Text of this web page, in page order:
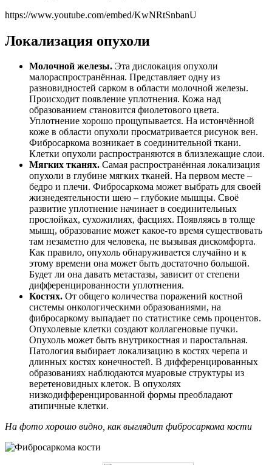
https://www.youtube.com/embed/KwNRtSnbanU
Локализация опухоли
Молочной железы. Эта дислокация опухоли
малораспространённая. Представляет одну из
разновидностей сарком в области молочной железы.
Происходит появление уплотнения. Кожа над
образованием становится фиолетового цвета.
Уплотнение хорошо прощупывается. На истончённой
коже в области опухоли просматривается рисунок вен.
Фибросаркома возникает в соединительной ткани.
Клетки опухоли распространяются в близлежащие слои.
Мягких тканях. Самая распространённая локализация
опухоли в глубине мягких тканей. На первом месте –
бедро и плечи. Фибросаркома может выбрать для своей
жизнедеятельности шею – глубокие мышцы. Своё
развитие уплотнение начинает в соединительных
прослойках, сухожилиях, фасциях. Появляясь в толще
мышц, образование может какое-то время существовать
там незаметно для человека, не вызывая дискомфорта.
Как правило, опухоль обнаруживается случайно и к
этому времени она может быть достаточно большой.
Будет ли она давать метастазы, зависит от степени
дифференцированности уплотнения.
Костях. От общего количества поражений костной
системы онкологическими образованиями, на
фибросаркому выпадает по статистике семь процентов.
Опухолевые клетки создают коллагеновые пучки.
Опухоль может быть внутрикостная и паростальная.
Патология выбирает локализацию в костях черепа и
длинных костях конечностей. В дифференцированных
образованиях наблюдаются муаровые структуры из
веретеновидных клеток. В опухолях
низкодифференцированной формы преобладают
атипичные клетки.
На фото хорошо видно, как выглядит фибросаркома кости